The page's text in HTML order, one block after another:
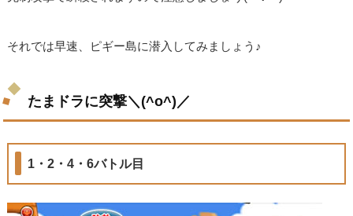
それでは早速、ピギー島に潜入してみましょう♪
たまドラに突撃＼(^o^)／
1・2・4・6バトル目